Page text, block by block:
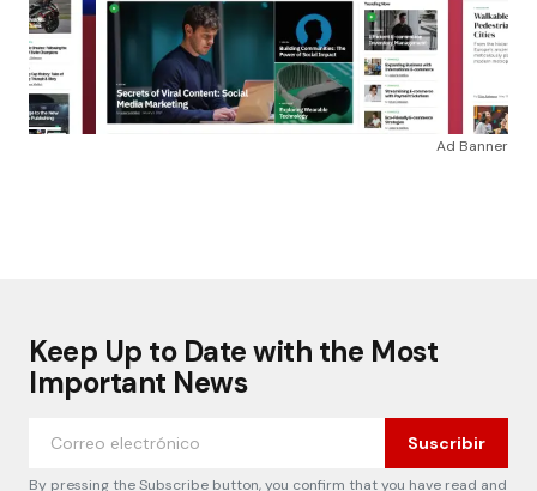
Ad Banner
Keep Up to Date with the Most
Important News
Suscribir
By pressing the Subscribe button, you confirm that you have read and